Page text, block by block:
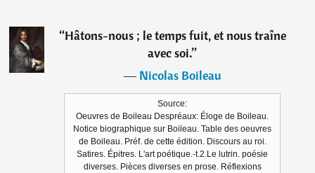
“Hâtons-nous ; le temps fuit, et nous traîne
avec soi.”
―Nicolas Boileau
Source:
Oeuvres de Boileau Despréaux: Éloge de Boileau.
Notice biographique sur Boileau. Table des oeuvres
de Boileau. Préf. de cette édition. Discours au roi.
Satires. Épitres. L'art poétique.-t.2.Le lutrin. poésie
diverses. Pièces diverses en prose. Réflexions